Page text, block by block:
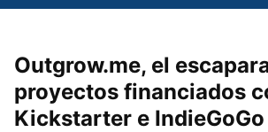
Outgrow.me, el
proyectos financiados
Kickstarter e IndieGoGo